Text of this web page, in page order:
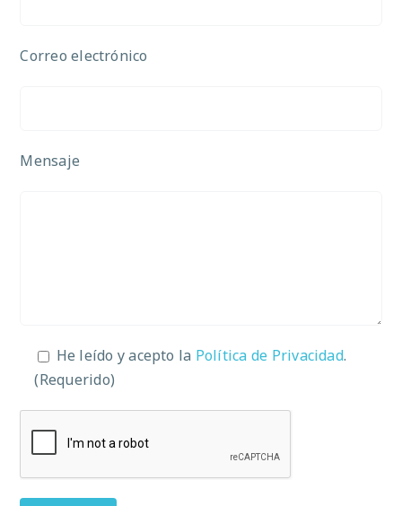
Correo electrónico
Mensaje
He leído y acepto la Política de Privacidad.
(Requerido)